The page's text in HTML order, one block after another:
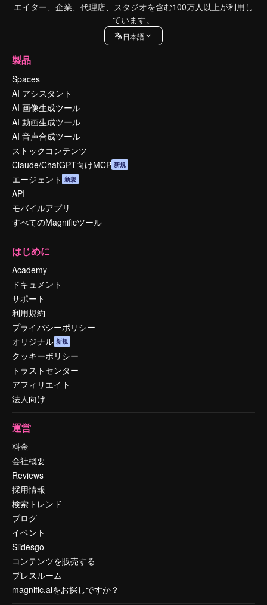
エイター、企業、代理店、スタジオを含む100万人以上が利用し
ています。
日本語
製品
Spaces
AI アシスタント
AI 画像生成ツール
AI 動画生成ツール
AI 音声合成ツール
ストックコンテンツ
Claude/ChatGPT向けMCP 新規
エージェント 新規
API
モバイルアプリ
すべてのMagnificツール
はじめに
Academy
ドキュメント
サポート
利用規約
プライバシーポリシー
オリジナル 新規
クッキーポリシー
トラストセンター
アフィリエイト
法人向け
運営
料金
会社概要
Reviews
採用情報
検索トレンド
ブログ
イベント
Slidesgo
コンテンツを販売する
プレスルーム
magnific.aiをお探しですか？